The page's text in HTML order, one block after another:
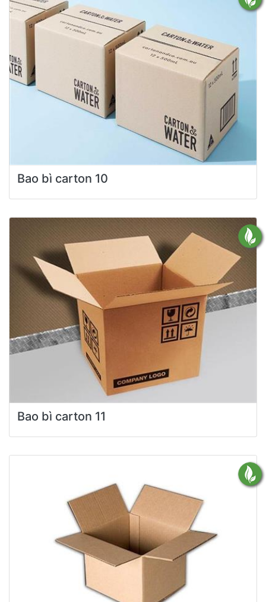
Bao bì carton 10
Bao bì carton 11